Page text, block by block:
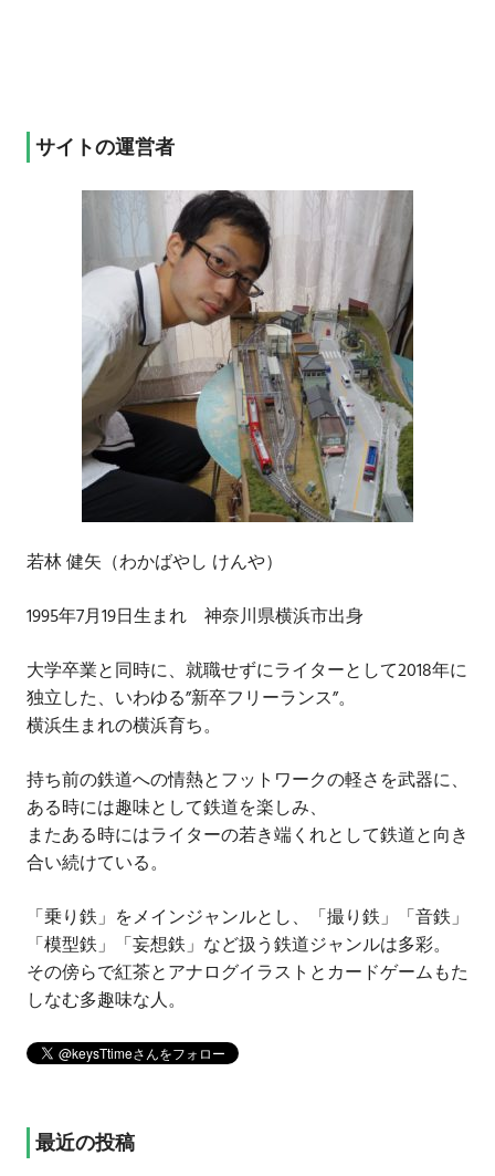
サイトの運営者
若林 健矢（わかばやし けんや）
1995年7月19日生まれ 神奈川県横浜市出身
大学卒業と同時に、就職せずにライターとして2018年に
独立した、いわゆる”新卒フリーランス”。
横浜生まれの横浜育ち。
持ち前の鉄道への情熱とフットワークの軽さを武器に、
ある時には趣味として鉄道を楽しみ、
またある時にはライターの若き端くれとして鉄道と向き
合い続けている。
「乗り鉄」をメインジャンルとし、「撮り鉄」「音鉄」
「模型鉄」「妄想鉄」など扱う鉄道ジャンルは多彩。
その傍らで紅茶とアナログイラストとカードゲームもた
しなむ多趣味な人。
最近の投稿